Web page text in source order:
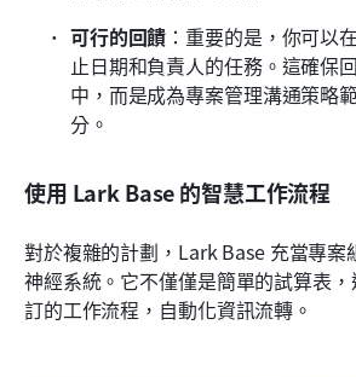
可行的回饋 ：重要的是，你可以
止日期和負責人的任務。這確保
中，而是成為專案管理溝通策略
分。
使用 Lark Base 的智慧工作流程
對於複雜的計劃，Lark Base 充當專案
神經系統。它不僅僅是簡單的試算表
訂的工作流程，自動化資訊流轉。